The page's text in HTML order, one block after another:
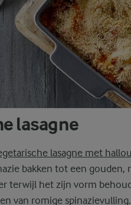
lasagne
lasagne met
bakken tot een
terwijl het zijn vorm
van romige